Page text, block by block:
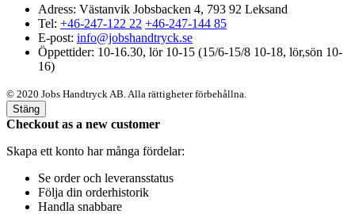
Adress: Västanvik Jobsbacken 4, 793 92 Leksand
Tel: +46-247-122 22 +46-247-144 85
E-post: info@jobshandtryck.se
Öppettider: 10-16.30, lör 10-15 (15/6-15/8 10-18, lör,sön 10-
16)
© 2020 Jobs Handtryck AB. Alla rättigheter förbehållna.
Stäng
Checkout as a new customer
Skapa ett konto har många fördelar:
Se order och leveransstatus
Följa din orderhistorik
Handla snabbare